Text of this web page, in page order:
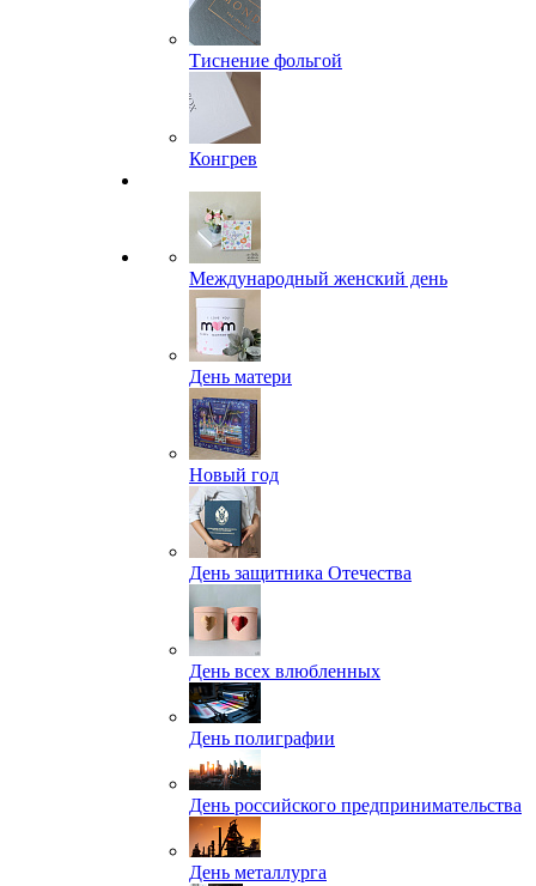
Тиснение фольгой
Конгрев
Международный женский день
День матери
Новый год
День защитника Отечества
День всех влюбленных
День полиграфии
День российского предпринимательства
День металлурга